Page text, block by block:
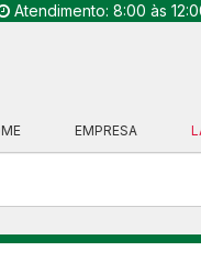
Atendimento: 8:00 às
EMPRESA